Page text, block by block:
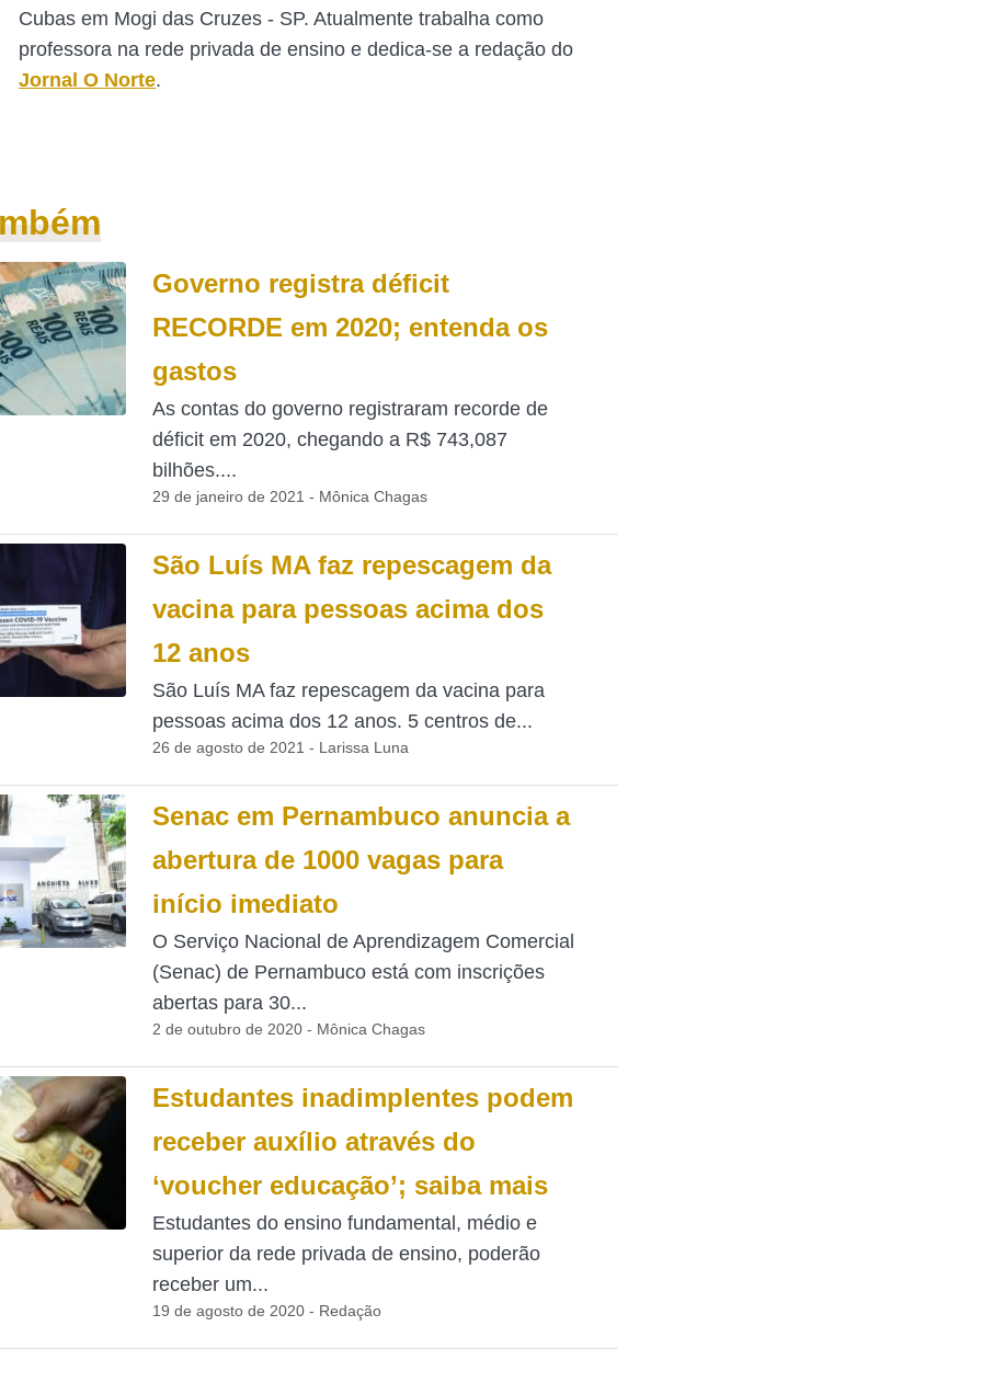
Cubas em Mogi das Cruzes - SP. Atualmente trabalha como
professora na rede privada de ensino e dedica-se a redação do
Jornal O Norte.
Governo registra déficit
RECORDE em 2020; entenda os
gastos
As contas do governo registraram recorde de
déficit em 2020, chegando a R$ 743,087
bilhões....
29 de janeiro de 2021 - Mônica Chagas
São Luís MA faz repescagem da
vacina para pessoas acima dos
12 anos
São Luís MA faz repescagem da vacina para
pessoas acima dos 12 anos. 5 centros de...
26 de agosto de 2021 - Larissa Luna
Senac em Pernambuco anuncia a
abertura de 1000 vagas para
início imediato
O Serviço Nacional de Aprendizagem Comercial
(Senac) de Pernambuco está com inscrições
abertas para 30...
2 de outubro de 2020 - Mônica Chagas
Estudantes inadimplentes podem
receber auxílio através do
‘voucher educação’; saiba mais
Estudantes do ensino fundamental, médio e
superior da rede privada de ensino, poderão
receber um...
19 de agosto de 2020 - Redação